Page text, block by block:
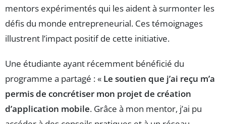
mentors expérimentés qui les aident à surmonter les
défis du monde entrepreneurial. Ces témoignages
illustrent l’impact positif de cette initiative.
Une étudiante ayant récemment bénéficié du
programme a partagé : « Le soutien que j’ai reçu m’a
permis de concrétiser mon projet de création
d’application mobile. Grâce à mon mentor, j’ai pu